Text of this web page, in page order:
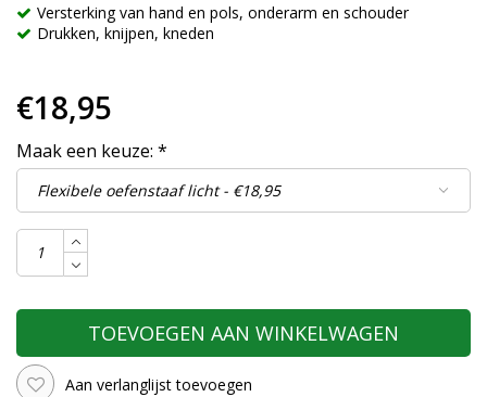
Versterking van hand en pols, onderarm en schouder
Drukken, knijpen, kneden
€18,95
Maak een keuze: *
TOEVOEGEN AAN WINKELWAGEN
Aan verlanglijst toevoegen